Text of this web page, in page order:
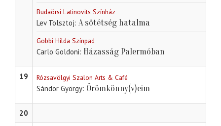
Budaörsi Latinovits Színház
Lev Tolsztoj A sötétség hatalma
Gobbi Hilda Színpad
Carlo Goldoni Házasság Palermóban
19 Rózsavölgyi Szalon Arts & Café
Sándor György Örömkönny(v)eim
20